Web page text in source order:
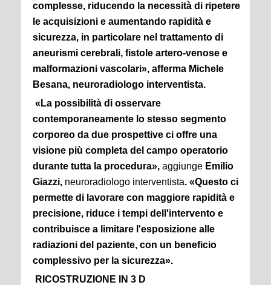
complesse, riducendo la necessità di ripetere
le acquisizioni e aumentando rapidità e
sicurezza, in particolare nel trattamento di
aneurismi cerebrali, fistole artero-venose e
malformazioni vascolari», afferma Michele
Besana, neuroradiologo interventista.
«La possibilità di osservare
contemporaneamente lo stesso segmento
corporeo da due prospettive ci offre una
visione più completa del campo operatorio
durante tutta la procedura», aggiunge Emilio
Giazzi, neuroradiologo interventista. «Questo ci
permette di lavorare con maggiore rapidità e
precisione, riduce i tempi dell'intervento e
contribuisce a limitare l'esposizione alle
radiazioni del paziente, con un beneficio
complessivo per la sicurezza».
RICOSTRUZIONE IN 3 D